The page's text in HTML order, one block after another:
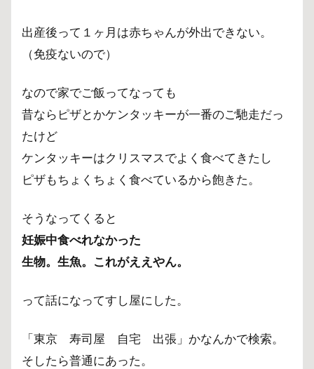
いが
素晴
らし
全米
が
涙。
4
コ
ロ
禍
需
要
ま
と
め
出産後って１ヶ月は赤ちゃんが外出できない。
（免疫ないので）
なので家でご飯ってなっても
昔ならピザとかケンタッキーが一番のご馳走だっ
たけど
ケンタッキーはクリスマスでよく食べてきたし
ピザもちょくちょく食べているから飽きた。
そうなってくると
妊娠中食べれなかった
生物。生魚。これがええやん。
って話になってすし屋にした。
「東京 寿司屋 自宅 出張」かなんかで検索。
そしたら普通にあった。